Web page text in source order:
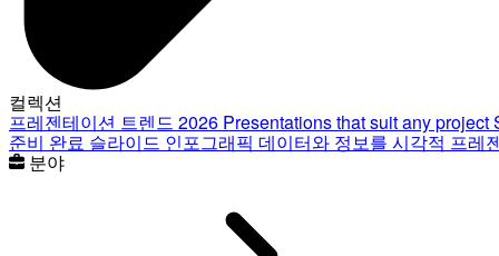
컬렉션
프레젠테이션 트렌드 2026 Presentations that suit any project
준비 완료 슬라이드 인포그래픽 데이터와 정보를 시각적 프레
분야